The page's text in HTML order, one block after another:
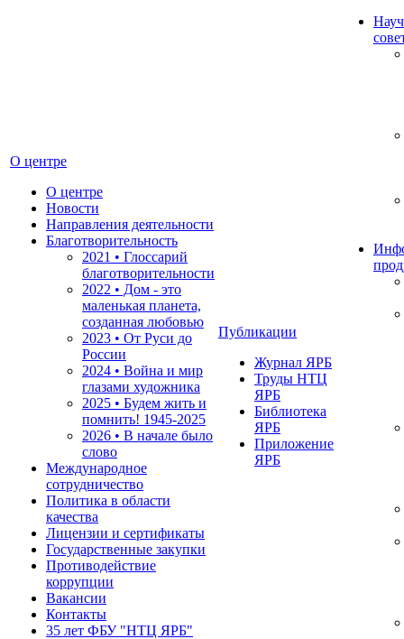
О центре
О центре
Новости
Направления деятельности
Благотворительность
2021 • Глоссарий
благотворительности
2022 • Дом - это
маленькая планета,
созданная любовью
2023 • От Руси до
России
2024 • Война и мир
глазами художника
2025 • Будем жить и
помнить! 1945-2025
2026 • В начале было
слово
Международное
сотрудничество
Политика в области
качества
Лицензии и сертификаты
Государственные закупки
Противодействие
коррупции
Вакансии
Контакты
35 лет ФБУ "НТЦ ЯРБ"
Публикации
Журнал ЯРБ
Труды НТЦ
ЯРБ
Библиотека
ЯРБ
Приложение
ЯРБ